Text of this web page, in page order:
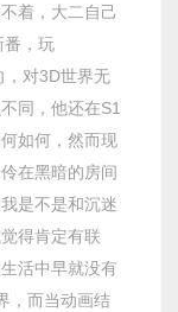
着，大二自己
番，玩
，对3D世界无
同，他还在S1
如何，然而现
在黑暗的房间
是不是和沉迷
得肯定有联
活中早就没有
，而当动画结